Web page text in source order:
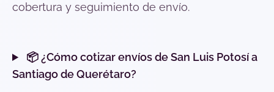
cobertura y seguimiento de envío.
📦 ¿Cómo cotizar envíos de San Luis Potosí a
Santiago de Querétaro?